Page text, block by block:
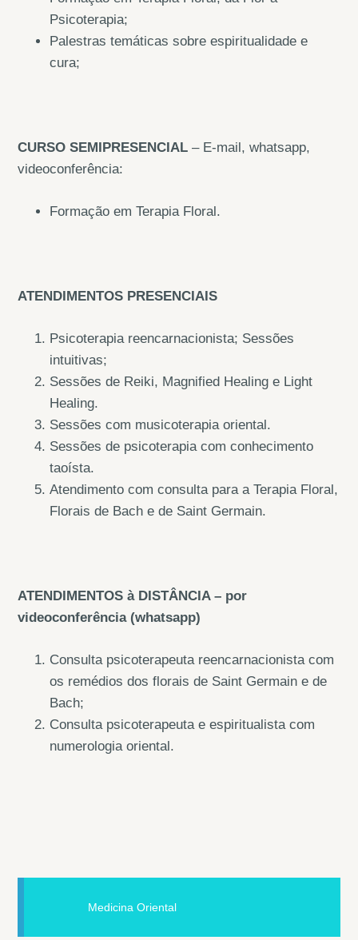
Psicoterapia;
Palestras temáticas sobre espiritualidade e
cura;
CURSO SEMIPRESENCIAL – E-mail, whatsapp,
videoconferência:
Formação em Terapia Floral.
ATENDIMENTOS PRESENCIAIS
Psicoterapia reencarnacionista; Sessões
intuitivas;
Sessões de Reiki, Magnified Healing e Light
Healing.
Sessões com musicoterapia oriental.
Sessões de psicoterapia com conhecimento
taoísta.
Atendimento com consulta para a Terapia Floral,
Florais de Bach e de Saint Germain.
ATENDIMENTOS à DISTÂNCIA – por
videoconferência (whatsapp)
Consulta psicoterapeuta reencarnacionista com
os remédios dos florais de Saint Germain e de
Bach;
Consulta psicoterapeuta e espiritualista com
numerologia oriental.
Medicina Oriental